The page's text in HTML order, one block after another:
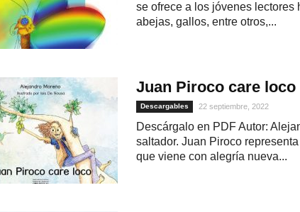
se ofrece a los jóvenes lectores
abejas, gallos, entre otros,...
Juan Piroco care loco
Descargables 22 septiembre, 2022
Descárgalo en PDF Autor:
saltador. Juan Piroco
que viene con alegría nueva...